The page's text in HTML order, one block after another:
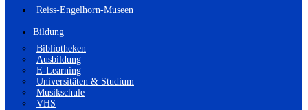
Reiss-Engelhorn-Museen
Bildung
Bibliotheken
Ausbildung
E-Learning
Universitäten & Studium
Musikschule
VHS